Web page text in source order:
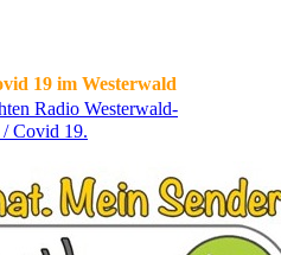
19 im Westerwald
Radio Westerwald-
Covid 19.